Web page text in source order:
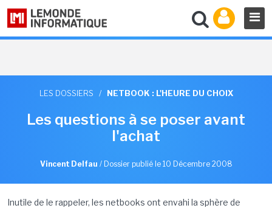
LES DOSSIERS / NETBOOK : L'HEURE DU CHOIX
Les questions à se poser avant
l'achat
Vincent Delfau / Dossier publié le 10 Décembre 2008
Inutile de le rappeler, les netbooks ont envahi la sphère de